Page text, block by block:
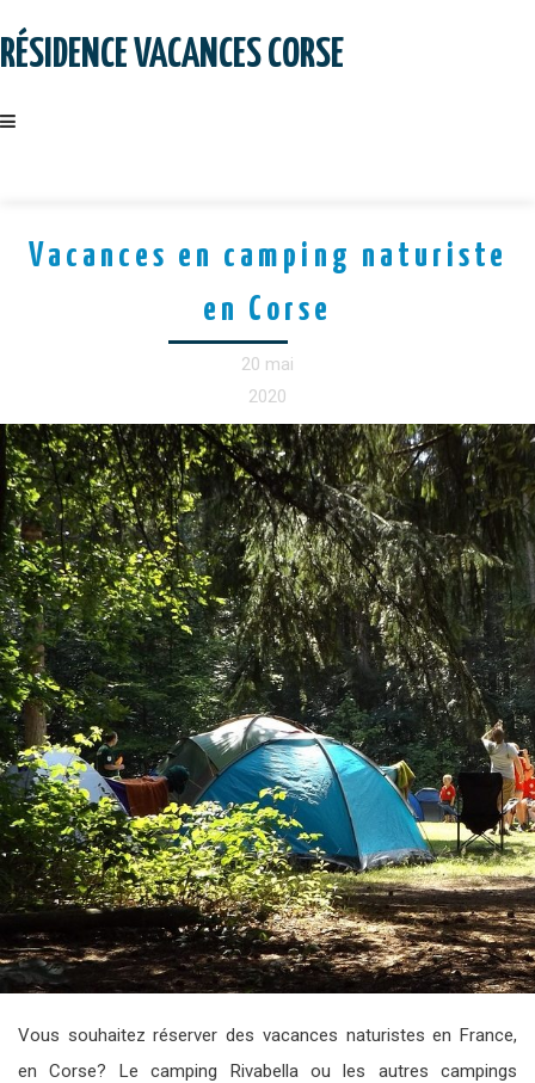
toRÉSIDENCE VACANCES CORSE
Vacances en camping naturiste
en Corse
20 mai
2020
Vous souhaitez réserver des vacances naturistes en France,
en Corse? Le camping Rivabella ou les autres campings